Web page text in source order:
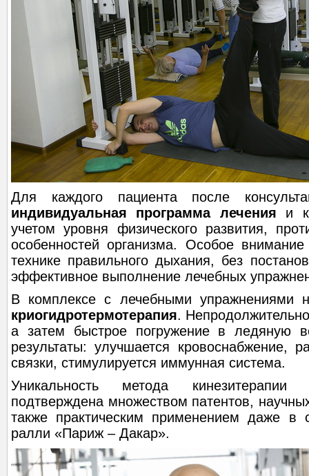
Для каждого пациента после
индивидуальная программа лечения и
учетом уровня физического развития,
особенностей организма. Особое
технике правильного дыхания, без
эффективное выполнение лечебных
В комплексе с лечебными упражнениями
криогидротермотерапия.
а затем быстрое погружение в ледяную
результаты: улучшается кровоснабжение,
связки, стимулируется иммунная система.
Уникальность метода кинезитерапии
подтверждена множеством патентов,
также практическим применением даже в
ралли «Париж – Дакар».